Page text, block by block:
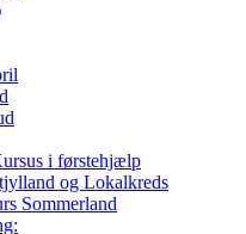
i førstehjælp
og Lokalkreds
Sommerland